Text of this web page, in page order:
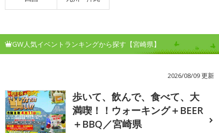
GW人気イベントランキングから探す【宮崎県】
2026/08/09 更新
1
歩いて、飲んで、食べて、大
満喫！！ウォーキング＋BEER
＋BBQ／宮崎県